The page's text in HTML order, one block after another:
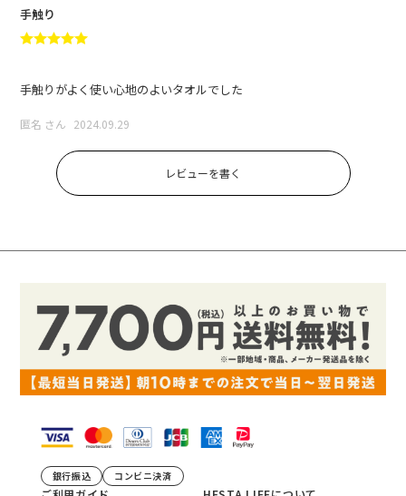
手触り
手触りがよく使い心地のよいタオルでした
匿名 さん 2024.09.29
レビューを書く
銀行振込 コンビニ決済